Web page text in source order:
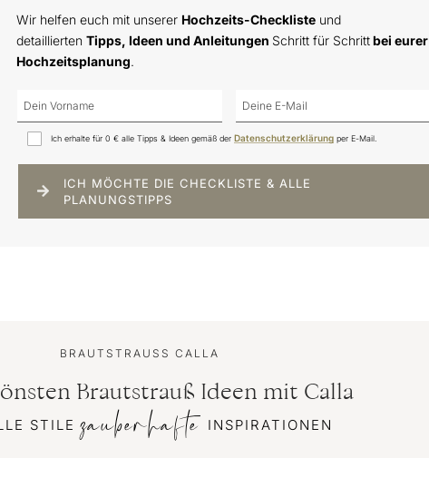
Wir helfen euch mit unserer Hochzeits-Checkliste und
detailliertenTipps, Ideen und Anleitungen Schritt für Schrittbei eurer
Hochzeitsplanung.
Ich erhalte für 0 € alle Tipps & Ideen gemäß derDatenschutzerklärung per E-Mail.
ICH MÖCHTE DIE CHECKLISTE & ALLE
PLANUNGSTIPPS
BRAUTSTRAUSS CALLA
Brautstrauß Ideen mit Calla
STILEzauberhafte INSPIRATIONEN